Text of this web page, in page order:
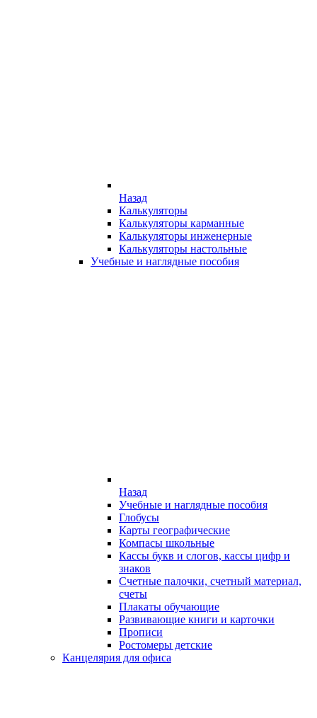
Назад
Калькуляторы
Калькуляторы карманные
Калькуляторы инженерные
Калькуляторы настольные
Учебные и наглядные пособия
Назад
Учебные и наглядные пособия
Глобусы
Карты географические
Компасы школьные
Кассы букв и слогов, кассы цифр и
знаков
Счетные палочки, счетный материал,
счеты
Плакаты обучающие
Развивающие книги и карточки
Прописи
Ростомеры детские
Канцелярия для офиса